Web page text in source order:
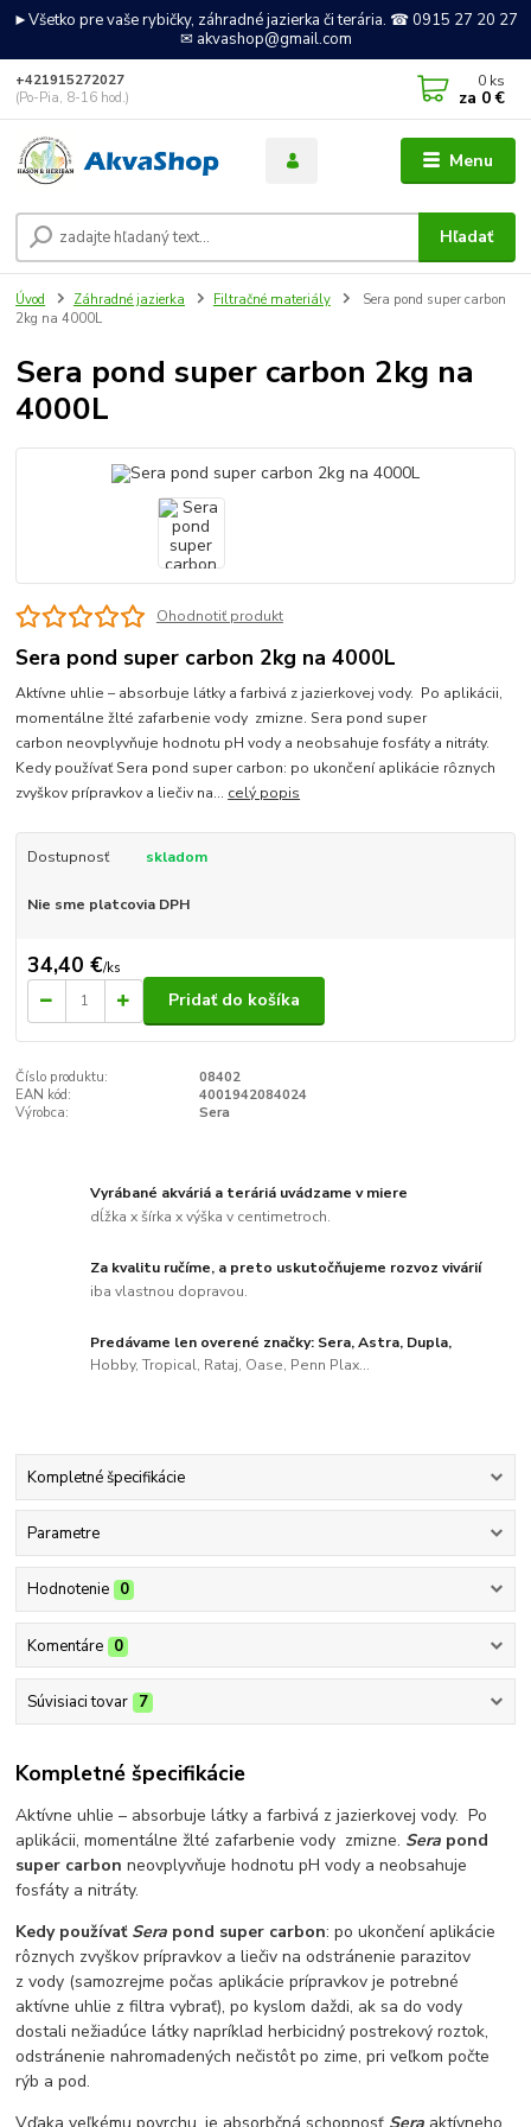
►Všetko pre vaše rybičky, záhradné jazierka či terária. ☎ 0915 27 20 27
✉ akvashop@gmail.com
Menu
Hľadať
+421915272027
(Po-Pia, 8-16 hod.)
0 ks
za 0 €
Úvod Záhradné jazierka Filtračné materiály
Sera pond super carbon
2kg na 4000L
Sera pond super carbon 2kg na
4000L
Ohodnotiť produkt
Sera pond super carbon 2kg na 4000L
Aktívne uhlie – absorbuje látky a farbivá z jazierkovej vody. Po aplikácii,
momentálne žlté zafarbenie vody zmizne. Sera pond super
carbon neovplyvňuje hodnotu pH vody a neobsahuje fosfáty a nitráty.
Kedy používať Sera pond super carbon: po ukončení aplikácie rôznych
zvyškov prípravkov a liečiv na... celý popis
Dostupnosť skladom
Nie sme platcovia DPH
34,40 €/ks
Pridať do košíka
Číslo produktu:
08402
EAN kód:
4001942084024
Výrobca:
Sera
Vyrábané akváriá a teráriá uvádzame v miere
dĺžka x šírka x výška v centimetroch.
Za kvalitu ručíme, a preto uskutočňujeme rozvoz vivárií
iba vlastnou dopravou.
Predávame len overené značky: Sera, Astra, Dupla,
Hobby, Tropical, Rataj, Oase, Penn Plax...
Kompletné špecifikácie
Parametre
Hodnotenie 0
Komentáre 0
Súvisiaci tovar 7
Kompletné špecifikácie
Aktívne uhlie – absorbuje látky a farbivá z jazierkovej vody. Po
aplikácii, momentálne žlté zafarbenie vody zmizne. Sera pond
super carbonneovplyvňuje hodnotu pH vody a neobsahuje
fosfáty a nitráty.
Kedy používať Sera pond super carbon: po ukončení aplikácie
rôznych zvyškov prípravkov a liečiv na odstránenie parazitov
z vody (samozrejme počas aplikácie prípravkov je potrebné
aktívne uhlie z filtra vybrať), po kyslom daždi, ak sa do vody
dostali nežiadúce látky napríklad herbicidný postrekový roztok,
odstránenie nahromadených nečistôt po zime, pri veľkom počte
rýb a pod.